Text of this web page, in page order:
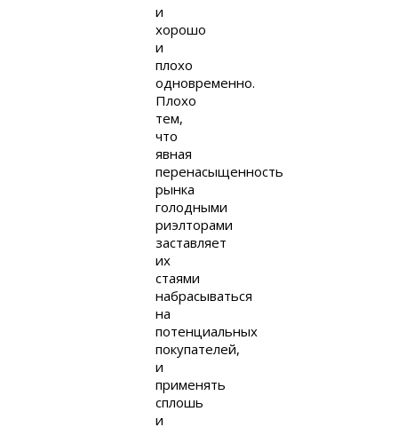
и
хорошо
и
плохо
одновременно.
Плохо
тем,
что
явная
перенасыщенность
рынка
голодными
риэлторами
заставляет
их
стаями
набрасываться
на
потенциальных
покупателей,
и
применять
сплошь
и